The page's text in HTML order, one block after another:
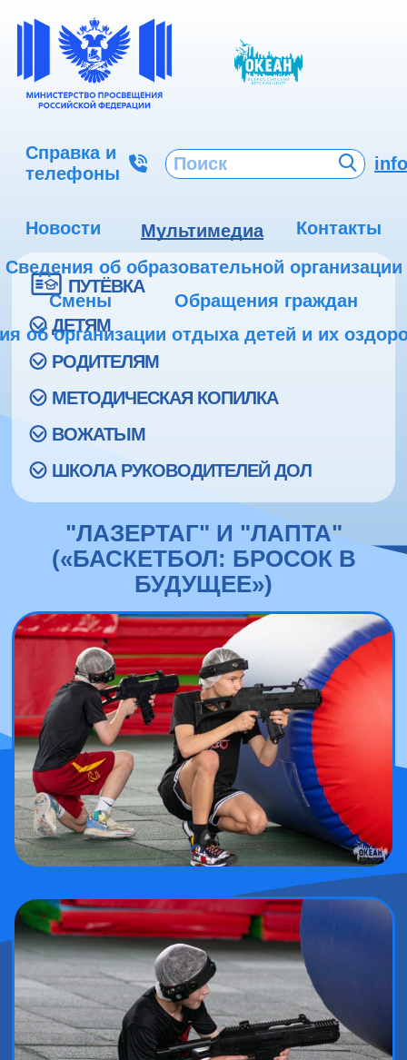
Справка и
телефоны
Новости Мультимедиа
Контакты
Сведения об образовательной организации
Смены
Обращения граждан
об организации отдыха детей и их
ПУТЁВКА
ДЕТЯМ
РОДИТЕЛЯМ
МЕТОДИЧЕСКАЯ КОПИЛКА
ВОЖАТЫМ
ШКОЛА РУКОВОДИТЕЛЕЙ ДОЛ
"ЛАЗЕРТАГ" И "ЛАПТА"
(«БАСКЕТБОЛ: БРОСОК В
БУДУЩЕЕ»)